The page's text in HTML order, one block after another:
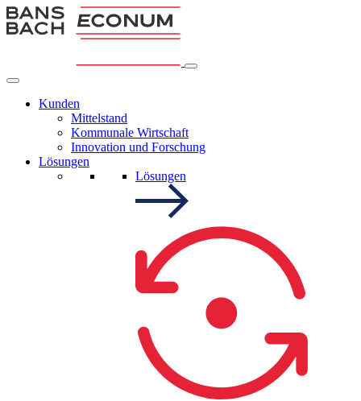
Kunden
Mittelstand
Kommunale Wirtschaft
Innovation und Forschung
Lösungen
Lösungen